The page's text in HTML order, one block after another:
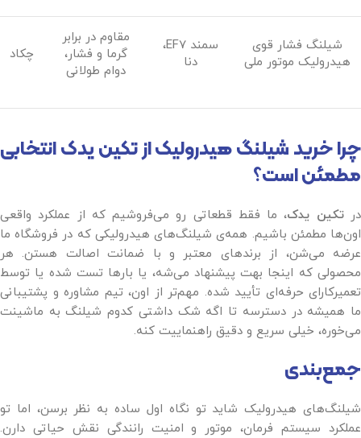
شیلنگ فشار قوی
هیدرولیک موتور ملی
سمند EF7،
دنا
مقاوم در برابر
گرما و فشار،
دوام طولانی
چکاد
چرا خرید شیلنگ هیدرولیک از تکین یدک انتخابی
مطمئن است؟
درتکین یدک، ما فقط قطعاتی رو می‌فروشیم که از عملکرد واقعی
اون‌ها مطمئن باشیم. همه‌ی شیلنگ‌های هیدرولیکی که در فروشگاه ما
عرضه می‌شن، از برندهای معتبر و با ضمانت اصالت هستن. هر
محصولی که اینجا بهت پیشنهاد می‌شه، یا بارها تست شده یا توسط
تعمیرکارای حرفه‌ای تأیید شده. مهم‌تر از اون، تیم مشاوره و پشتیبانی
ما همیشه در دسترسه تا اگه شک داشتی کدوم شیلنگ به ماشینت
می‌خوره، خیلی سریع و دقیق راهنماییت کنه.
جمع‌بندی
شیلنگ‌های هیدرولیک شاید تو نگاه اول ساده به نظر برسن، اما تو
عملکرد سیستم فرمان، موتور و امنیت رانندگی نقش حیاتی دارن.